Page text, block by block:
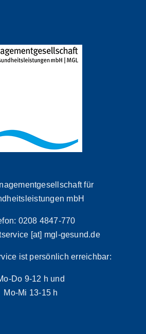
für
mbH
0208 4847-770
[at] mgl-gesund.de
ist persönlich erreichbar:
Do 9-12 h und
Mo-Mi 13-15 h